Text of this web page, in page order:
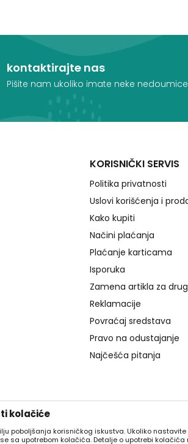
kontaktirajte nas
Pišite nam ukoliko imate neke nedoumice
KORISNIČKI SERVIS
Politika privatnosti
Uslovi korišćenja i
Kako kupiti
Načini plaćanja
Plaćanje karticama
Isporuka
Zamena artikla za
Reklamacije
Povraćaj sredstava
Pravo na odustajanje
Najčešća pitanja
kolačiće
poboljšanja korisničkog iskustva. Ukoliko
sa upotrebom kolačića. Detalje o upotrebi